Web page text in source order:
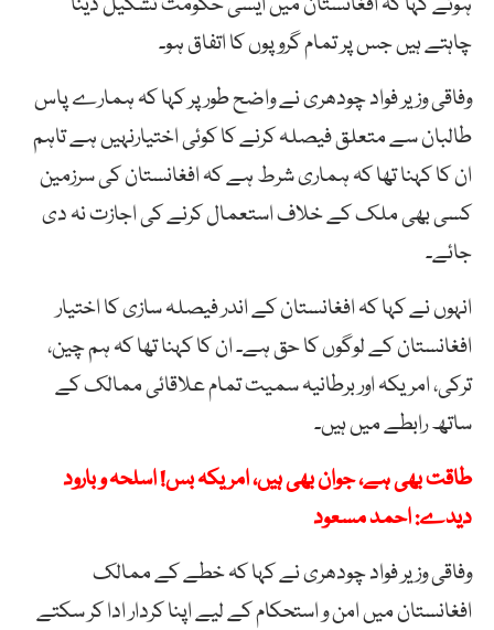
چاہتے ہیں جس پر تمام گروپوں کا اتفاق ہو۔
وفاقی وزیر فواد چودھری نے واضح طور پر کہا کہ ہمارے پاس
طالبان سے متعلق فیصلہ کرنے کا کوئی اختیارنہیں ہے تاہم
ان کا کہنا تھا کہ ہماری شرط ہے کہ افغانستان کی سرزمین
کسی بھی ملک کے خلاف استعمال کرنے کی اجازت نہ دی
جائے۔
انہوں نے کہا کہ افغانستان کے اندر فیصلہ سازی کا اختیار
افغانستان کے لوگوں کا حق ہے۔ ان کا کہنا تھا کہ ہم چین،
ترکی، امریکہ اور برطانیہ سمیت تمام علاقائی ممالک کے
ساتھ رابطے میں ہیں۔
طاقت بھی ہے، جوان بھی ہیں، امریکہ بس! اسلحہ و بارود
دیدے: احمد مسعود
وفاقی وزیر فواد چودھری نے کہا کہ خطے کے ممالک
افغانستان میں امن و استحکام کے لیے اپنا کردار ادا کر سکتے